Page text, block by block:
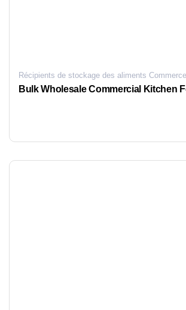
Récipients de stockage des aliments